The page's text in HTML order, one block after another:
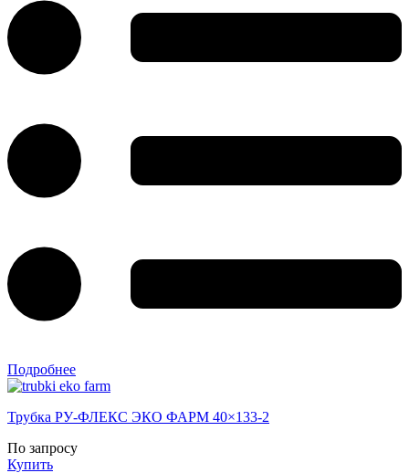
Подробнее
Трубка РУ-ФЛЕКС ЭКО ФАРМ 40×133-2
По запросу
Купить